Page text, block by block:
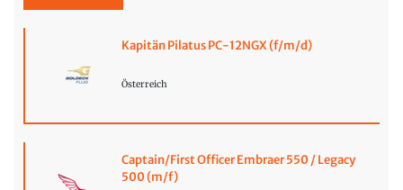
Kapitän Pilatus PC-12NGX (f/m/d)
Österreich
Captain/First Officer Embraer 550 / Legacy
500 (m/f)